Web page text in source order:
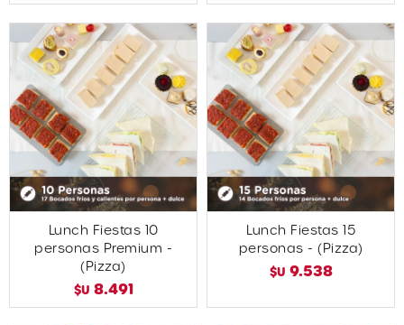
Lunch Fiestas 10
personas Premium -
(Pizza)
$U 8.491
Lunch Fiestas 15
personas - (Pizza)
$U 9.538